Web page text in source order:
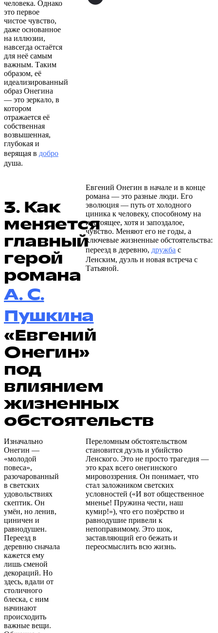
человека. Однако
это первое
чистое чувство,
даже основанное
на иллюзии,
навсегда остаётся
для неё самым
важным. Таким
образом, её
идеализированный
образ Онегина
— это зеркало, в
котором
отражается её
собственная
возвышенная,
глубокая и
верящая в добро
душа.
3. Как
меняется
главный
герой
романа
А. С.
Пушкина
«Евгений
Онегин»
под
влиянием
жизненных
обстоятельств
Евгений Онегин в начале и в конце
романа — это разные люди. Его
эволюция — путь от холодного
циника к человеку, способному на
настоящее, хотя и запоздалое,
чувство. Меняют его не годы, а
ключевые жизненные обстоятельства:
переезд в деревню, дружба с
Ленским, дуэль и новая встреча с
Татьяной.
Изначально
Онегин —
«молодой
повеса»,
разочарованный
в светских
удовольствиях
скептик. Он
умён, но ленив,
циничен и
равнодушен.
Переезд в
деревню сначала
кажется ему
лишь сменой
декораций. Но
здесь, вдали от
столичного
блеска, с ним
начинают
происходить
важные вещи.
Переломным обстоятельством
становится дуэль и убийство
Ленского. Это не просто трагедия —
это крах всего онегинского
мировоззрения. Он понимает, что
стал заложником светских
условностей («И вот общественное
мненье! Пружина чести, наш
кумир!»), что его позёрство и
равнодушие привели к
непоправимому. Это шок,
заставляющий его бежать и
переосмыслить всю жизнь.